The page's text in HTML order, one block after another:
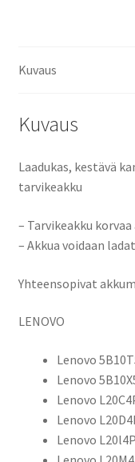
54Wh
5B10T52815,
L20C4P72,
L20D4P72,
L20M4P72,
SB10W51916,
LVS142NB
Kuvaus
Kuvaus
Laadukas, kestävä
tarvikeakku
– Tarvikeakku
– Akkua voidaan
Yhteensopivat
LENOVO
Lenovo
Lenovo
Lenovo
Lenovo
Lenovo